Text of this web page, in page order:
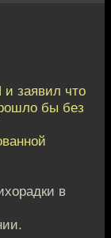
заявил что
бы без
в